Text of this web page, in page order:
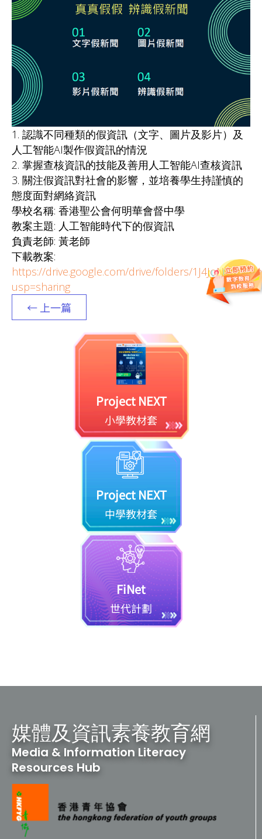
1. 認識不同種類的假資訊（文字、圖片及影片）及
人工智能AI製作假資訊的情況
2. 掌握查核資訊的技能及善用人工智能AI查核資訊
3. 關注假資訊對社會的影響，並培養學生持謹慎的
態度面對網絡資訊
學校名稱: 香港聖公會何明華會督中學
教案主題: 人工智能時代下的假資訊
負責老師: 黃老師
下載教案:
https://drive.google.com/drive/folders/
usp=sharing
← 上一篇
Project NEXT
小學教材套
Project NEXT
中學教材套
FiNet
世代計劃
媒體及資訊素養教育網
Media & Information Literacy
Resources Hub